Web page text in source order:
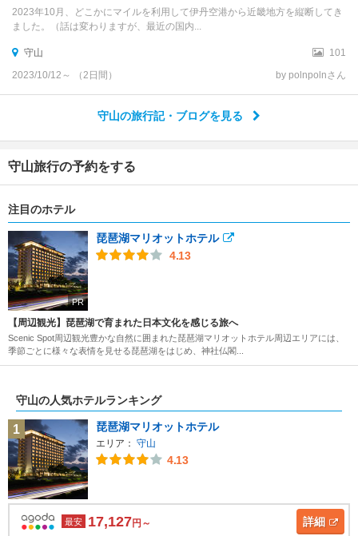
2023年10月、どこかにマイルを利用して伊丹空港から近畿地方を縦断してき
ました。（話は変わりますが、最近の国内...
守山
101
2023/10/12～ （2日間）
by polnpolnさん
守山の旅行記・ブログを見る
守山旅行の予約をする
注目のホテル
PR
琵琶湖マリオットホテル
4.13
【周辺観光】琵琶湖で育まれた日本文化を感じる旅へ
Scenic Spot周辺観光豊かな自然に囲まれた琵琶湖マリオットホテル周辺エリアには、
季節ごとに様々な表情を見せる琵琶湖をはじめ、神社仏閣...
守山の人気ホテルランキング
1 琵琶湖マリオットホテル
エリア： 守山
4.13
最安 17,127円～ 詳細